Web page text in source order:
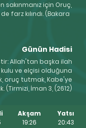
için Oruç,
farz kılındı. (Bakara
Günün Hadisi
Allah'tan başka ilah
ve elçisi olduğuna
oruç tutmak, Kabe'ye
İman 3, (2612)
Akşam
19:26
Yatsı
20:43